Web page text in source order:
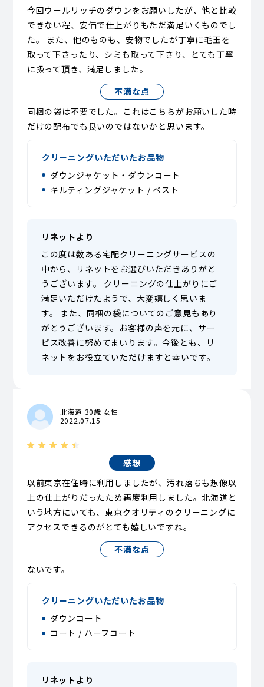
今回ウールリッチのダウンをお願いしたが、他と比較
できない程、安価で仕上がりもただ満足いくものでし
た。 また、他のものも、安物でしたが丁寧に毛玉を
取って下さったり、シミも取って下さり、とても丁寧
に扱って頂き、満足しました。
不満な点
同梱の袋は不要でした。これはこちらがお願いした時
だけの配布でも良いのではないかと思います。
クリーニングいただいたお品物
ダウンジャケット・ダウンコート
キルティングジャケット / ベスト
リネットより
この度は数ある宅配クリーニングサービスの
中から、リネットをお選びいただきありがと
うございます。 クリーニングの仕上がりにご
満足いただけたようで、大変嬉しく思いま
す。 また、同梱の袋についてのご意見もあり
がとうございます。お客様の声を元に、サー
ビス改善に努めてまいります。今後とも、リ
ネットをお役立ていただけますと幸いです。
北海道 30歳 女性
2022.07.15
感想
以前東京在住時に利用しましたが、汚れ落ちも想像以
上の仕上がりだったため再度利用しました。北海道と
いう地方にいても、東京クオリティのクリーニングに
アクセスできるのがとても嬉しいですね。
不満な点
ないです。
クリーニングいただいたお品物
ダウンコート
コート / ハーフコート
リネットより